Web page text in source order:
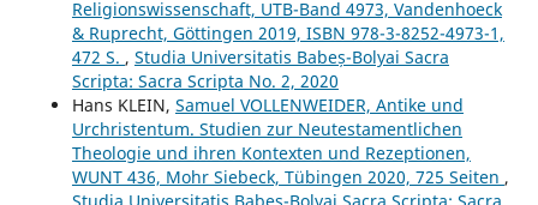
Religionswissenschaft, UTB-Band 4973, Vandenhoeck
& Ruprecht, Göttingen 2019, ISBN 978-3-8252-4973-1,
472 S. , Studia Universitatis Babeș-Bolyai Sacra
Scripta: Sacra Scripta No. 2, 2020
Hans KLEIN, Samuel VOLLENWEIDER, Antike und
Urchristentum. Studien zur Neutestamentlichen
Theologie und ihren Kontexten und Rezeptionen,
WUNT 436, Mohr Siebeck, Tübingen 2020, 725 Seiten ,
Studia Universitatis Babeș-Bolyai Sacra Scripta: Sacra